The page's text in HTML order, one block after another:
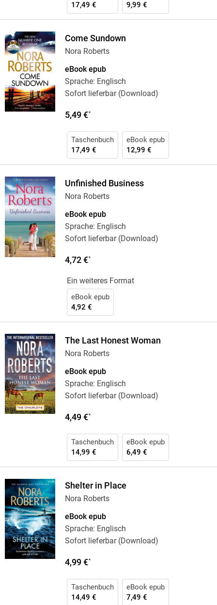
17,49 €
9,99 €
Come Sundown
Nora Roberts
eBook epub
Sprache: Englisch
Sofort lieferbar (Download)
5,49 €*
Taschenbuch
17,49 €
eBook epub
12,99 €
Unfinished Business
Nora Roberts
eBook epub
Sprache: Englisch
Sofort lieferbar (Download)
4,72 €*
Ein weiteres Format
eBook epub
4,92 €
The Last Honest Woman
Nora Roberts
eBook epub
Sprache: Englisch
Sofort lieferbar (Download)
4,49 €*
Taschenbuch
14,99 €
eBook epub
6,49 €
Shelter in Place
Nora Roberts
eBook epub
Sprache: Englisch
Sofort lieferbar (Download)
4,99 €*
Taschenbuch
14,49 €
eBook epub
7,49 €